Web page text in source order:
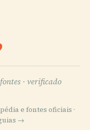
· verificado
e fontes oficiais ·
→